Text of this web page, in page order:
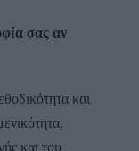
σας αν
και
και του